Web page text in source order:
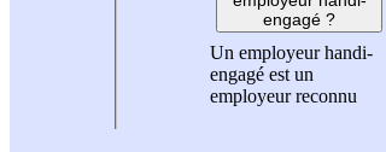
engagé ?
Un employeur handi-
engagé est un
employeur reconnu